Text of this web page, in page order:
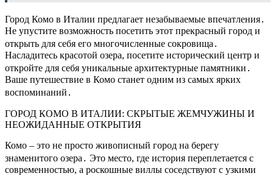
Город Комо в Италии предлагает незабываемые впечатления․
Не упустите возможность посетить этот прекрасный город и
открыть для себя его многочисленные сокровища․
Насладитесь красотой озера, посетите исторический центр и
откройте для себя уникальные архитектурные памятники․
Ваше путешествие в Комо станет одним из самых ярких
воспоминаний․
ГОРОД КОМО В ИТАЛИИ: СКРЫТЫЕ ЖЕМЧУЖИНЫ И
НЕОЖИДАННЫЕ ОТКРЫТИЯ
Комо – это не просто живописный город на берегу
знаменитого озера․ Это место, где история переплетается с
современностью, а роскошные виллы соседствуют с узкими